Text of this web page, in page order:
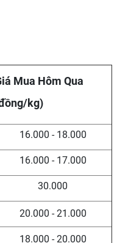
Mua Hôm Qua
kg)
16.000 - 18.000
16.000 - 17.000
30.000
20.000 - 21.000
18.000 - 20.000